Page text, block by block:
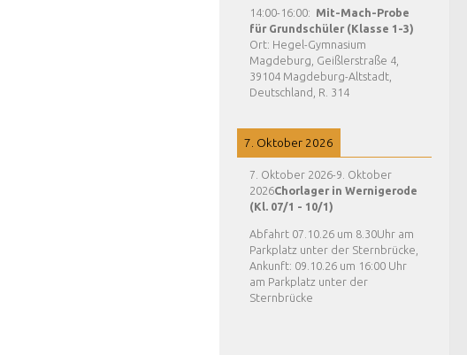
14:00- 16:00: Mit-Mach-Probe
für Grundschüler (Klasse 1-3)
Ort: Hegel-Gymnasium
Magdeburg, Geißlerstraße 4,
39104 Magdeburg-Altstadt,
Deutschland, R. 314
7. Oktober 2026
7. Oktober 2026-9. Oktober
2026Chorlager in Wernigerode
(Kl. 07/1 - 10/1)
Abfahrt 07.10.26 um 8.30Uhr am
Parkplatz unter der Sternbrücke,
Ankunft: 09.10.26 um 16:00 Uhr
am Parkplatz unter der
Sternbrücke